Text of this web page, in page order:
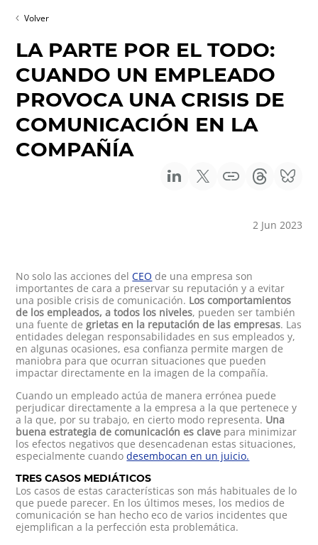
Volver
LA PARTE POR EL TODO:
CUANDO UN EMPLEADO
PROVOCA UNA CRISIS DE
COMUNICACIÓN EN LA
COMPAÑÍA
2 Jun 2023
No solo las acciones delCEO de una empresa son
importantes de cara a preservar su reputación y a evitar
una posible crisis de comunicación. Los comportamientos
de los empleados, a todos los niveles, pueden ser también
una fuente de grietas en la reputación de las empresas. Las
entidades delegan responsabilidades en sus empleados y,
en algunas ocasiones, esa confianza permite margen de
maniobra para que ocurran situaciones que pueden
impactar directamente en la imagen de la compañía.
Cuando un empleado actúa de manera errónea puede
perjudicar directamente a la empresa a la que pertenece y
a la que, por su trabajo, en cierto modo representa. Una
buena estrategia de comunicación es clave para minimizar
los efectos negativos que desencadenan estas situaciones,
especialmente cuandodesembocan en un juicio.
TRES CASOS MEDIÁTICOS
Los casos de estas características son más habituales de lo
que puede parecer. En los últimos meses, los medios de
comunicación se han hecho eco de varios incidentes que
ejemplifican a la perfección esta problemática.